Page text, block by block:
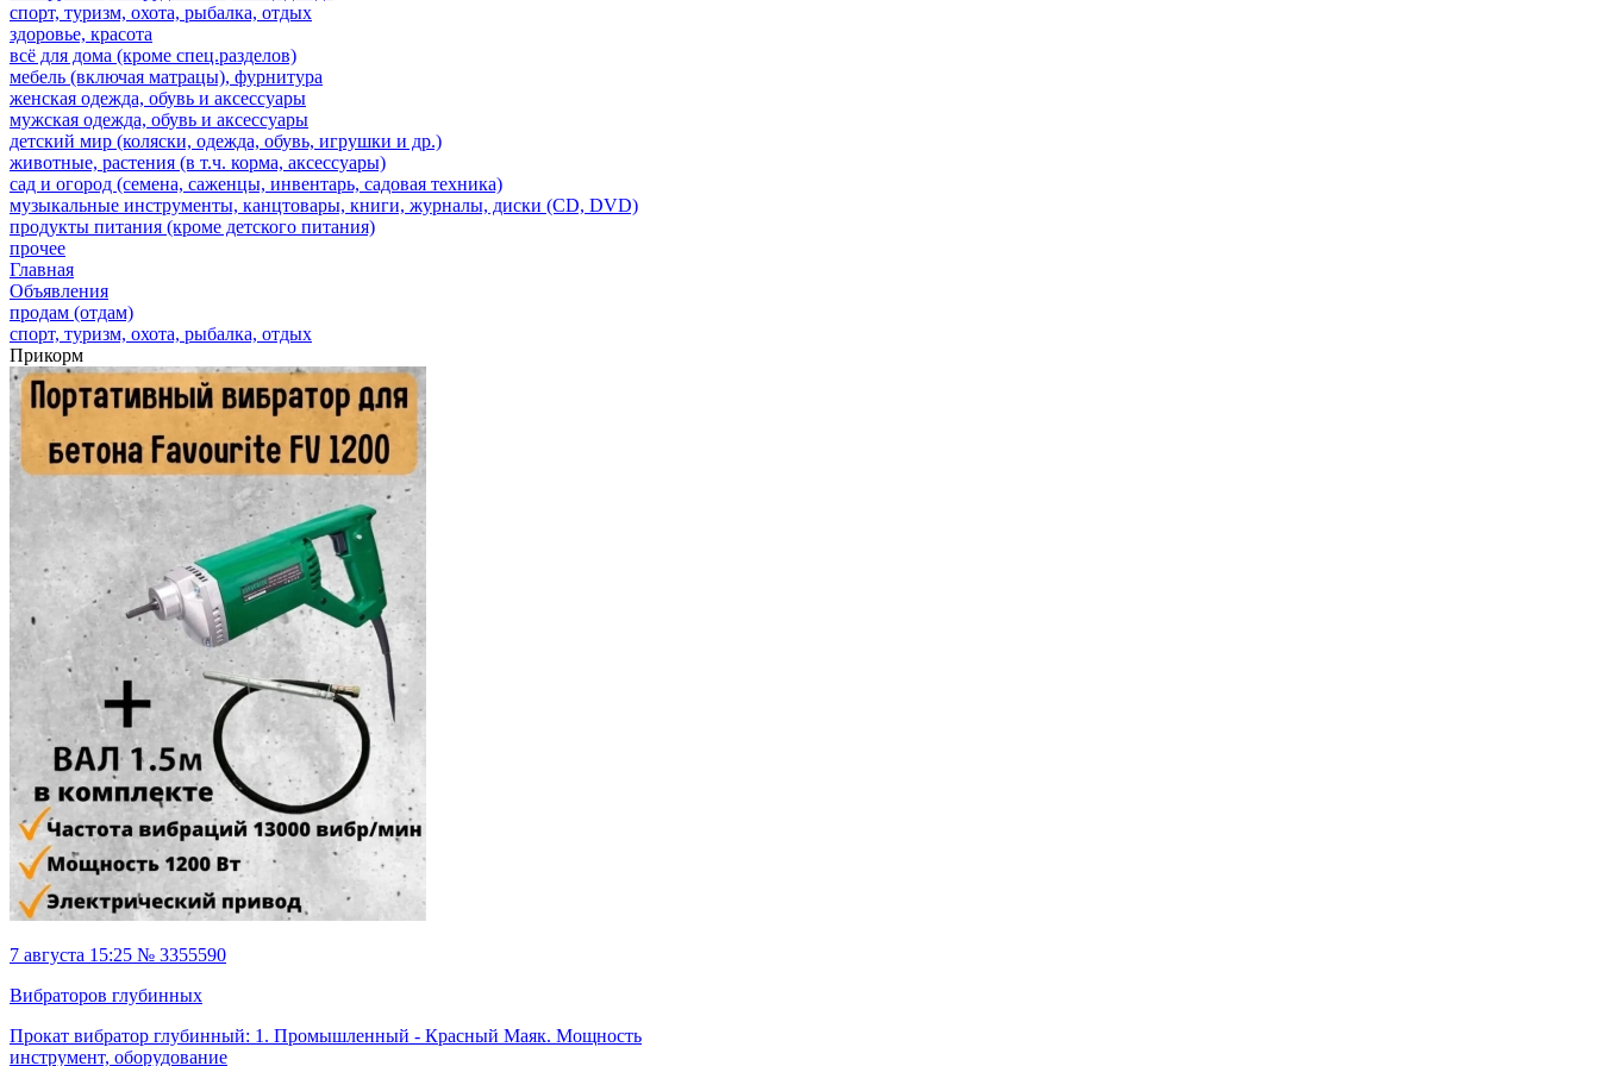
спорт, туризм, охота, рыбалка, отдых
здоровье, красота
всё для дома (кроме спец.разделов)
мебель (включая матрацы), фурнитура
женская одежда, обувь и аксессуары
мужская одежда, обувь и аксессуары
детский мир (коляски, одежда, обувь, игрушки и др.)
животные, растения (в т.ч. корма, аксессуары)
сад и огород (семена, саженцы, инвентарь, садовая техника)
музыкальные инструменты, канцтовары, книги, журналы, диски (CD, DVD)
продукты питания (кроме детского питания)
прочее
Главная
Объявления
продам (отдам)
спорт, туризм, охота, рыбалка, отдых
Прикорм
7 августа 15:25 № 3355590
Вибраторов глубинных
Прокат вибратор глубинный: 1. Промышленный - Красный Маяк. Мощность
инструмент, оборудование